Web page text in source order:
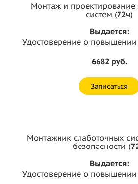
Монтаж и проектирование
систем (72ч)
Выдается:
Удостоверение о
6682 руб.
Записаться
Монтажник слаботочных
безопасности (
Выдается:
Удостоверение о